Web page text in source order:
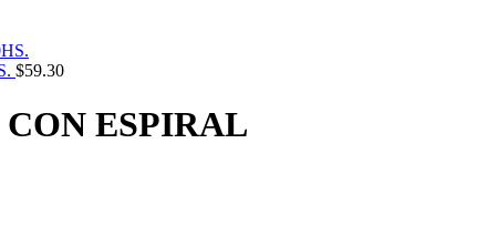
$59.30
ESPIRAL